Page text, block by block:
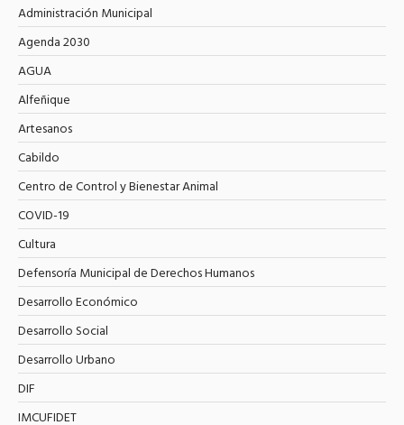
Administración Municipal
Agenda 2030
AGUA
Alfeñique
Artesanos
Cabildo
Centro de Control y Bienestar Animal
COVID-19
Cultura
Defensoría Municipal de Derechos Humanos
Desarrollo Económico
Desarrollo Social
Desarrollo Urbano
DIF
IMCUFIDET